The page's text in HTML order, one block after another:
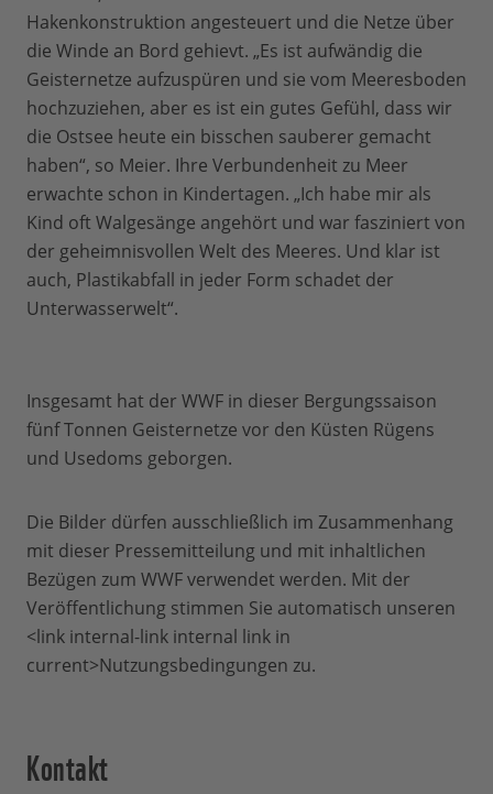
Hakenkonstruktion angesteuert und die Netze über
die Winde an Bord gehievt. „Es ist aufwändig die
Geisternetze aufzuspüren und sie vom Meeresboden
hochzuziehen, aber es ist ein gutes Gefühl, dass wir
die Ostsee heute ein bisschen sauberer gemacht
haben“, so Meier. Ihre Verbundenheit zu Meer
erwachte schon in Kindertagen. „Ich habe mir als
Kind oft Walgesänge angehört und war fasziniert von
der geheimnisvollen Welt des Meeres. Und klar ist
auch, Plastikabfall in jeder Form schadet der
Unterwasserwelt“.
Insgesamt hat der WWF in dieser Bergungssaison
fünf Tonnen Geisternetze vor den Küsten Rügens
und Usedoms geborgen.
Die Bilder dürfen ausschließlich im Zusammenhang
mit dieser Pressemitteilung und mit inhaltlichen
Bezügen zum WWF verwendet werden. Mit der
Veröffentlichung stimmen Sie automatisch unseren
<link internal-link internal link in
current>Nutzungsbedingungen zu.
Kontakt